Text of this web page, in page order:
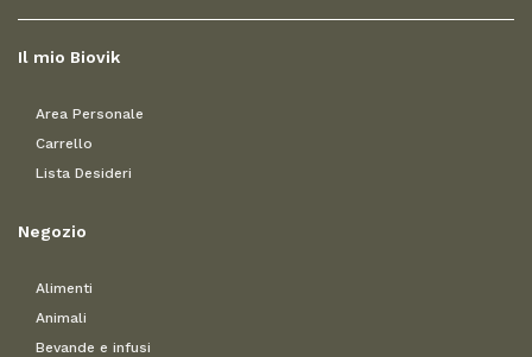
Il mio Biovik
Area Personale
Carrello
Lista Desideri
Negozio
Alimenti
Animali
Bevande e infusi